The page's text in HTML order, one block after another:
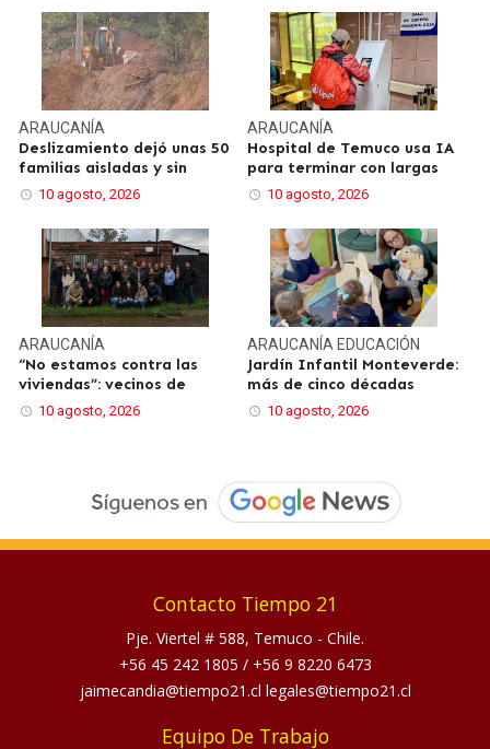
ARAUCANÍA
Deslizamiento dejó unas 50
familias aisladas y sin
10 agosto, 2026
ARAUCANÍA
Hospital de Temuco usa IA
para terminar con largas
10 agosto, 2026
ARAUCANÍA
“No estamos contra las
viviendas”: vecinos de
10 agosto, 2026
ARAUCANÍA EDUCACIÓN
Jardín Infantil Monteverde:
más de cinco décadas
10 agosto, 2026
Contacto Tiempo 21
Pje. Viertel # 588, Temuco - Chile.
+56 45 242 1805 / +56 9 8220 6473
jaimecandia@tiempo21.cl legales@tiempo21.cl
Equipo De Trabajo